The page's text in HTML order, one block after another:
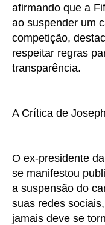
afirmando que a
ao suspender um
competição,
respeitar regras
transparência.
A Crítica de
O ex-presidente
se manifestou
a suspensão do
suas redes
jamais deve se